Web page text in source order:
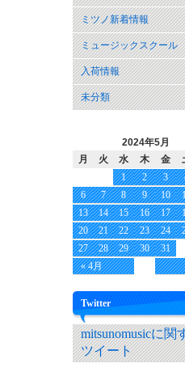
ミツノ新着情報
ミュージックスクール
入荷情報
未分類
2024年5月
月
火 水 木 金
« 4月
1 2 3
6
7 8 9 10
13
14 15 16 17
20
21 22 23 24
27
28 29 30 31
Twitter
mitsunomusicに関
ツイート